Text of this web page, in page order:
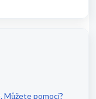
Můžete pomoci?